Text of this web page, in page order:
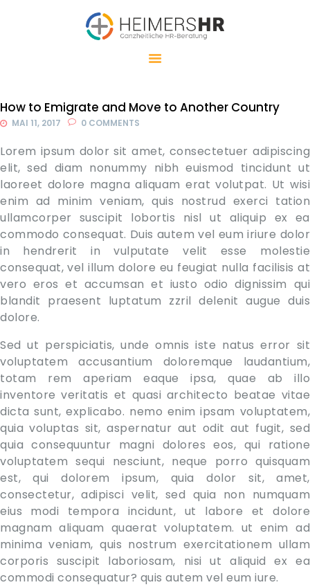
HEIMERSHR
MEINE
HERANGEHENSWEISE
WHOLE BRAIN
THINKING®
ÜBER MICH
KONTAKT
How to Emigrate and Move to Another Country
MAI 11, 2017 0 COMMENTS
Lorem ipsum dolor sit amet, consectetuer adipiscing
elit, sed diam nonummy nibh euismod tincidunt ut
laoreet dolore magna aliquam erat volutpat. Ut wisi
enim ad minim veniam, quis nostrud exerci tation
ullamcorper suscipit lobortis nisl ut aliquip ex ea
commodo consequat. Duis autem vel eum iriure dolor
in hendrerit in vulputate velit esse molestie
consequat, vel illum dolore eu feugiat nulla facilisis at
vero eros et accumsan et iusto odio dignissim qui
blandit praesent luptatum zzril delenit augue duis
dolore.
Sed ut perspiciatis, unde omnis iste natus error sit
voluptatem accusantium doloremque laudantium,
totam rem aperiam eaque ipsa, quae ab illo
inventore veritatis et quasi architecto beatae vitae
dicta sunt, explicabo. nemo enim ipsam voluptatem,
quia voluptas sit, aspernatur aut odit aut fugit, sed
quia consequuntur magni dolores eos, qui ratione
voluptatem sequi nesciunt, neque porro quisquam
est, qui dolorem ipsum, quia dolor sit, amet,
consectetur, adipisci velit, sed quia non numquam
eius modi tempora incidunt, ut labore et dolore
magnam aliquam quaerat voluptatem. ut enim ad
minima veniam, quis nostrum exercitationem ullam
corporis suscipit laboriosam, nisi ut aliquid ex ea
commodi consequatur? quis autem vel eum iure.